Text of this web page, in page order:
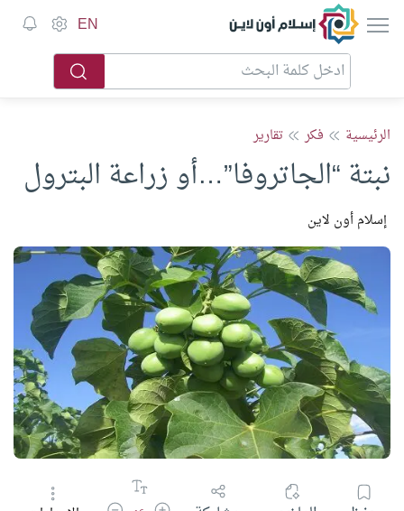
إسلام أون لاين EN
الرئيسية فكر تقارير
نبتة “الجاتروفا”…أو زراعة البترول
إسلام أون لاين